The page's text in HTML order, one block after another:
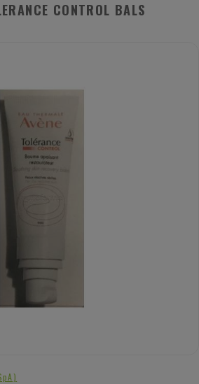
CONTROL BALS